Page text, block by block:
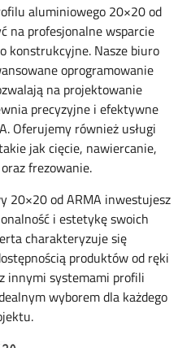
aluminiowego 20×20 od
na profesjonalne wsparcie
konstrukcyjne. Nasze biuro
oprogramowanie
na projektowanie
precyzyjne i efektywne
Oferujemy również usługi
jak cięcie, nawiercanie,
frezowanie.
20×20 od ARMA inwestujesz
i estetykę swoich
charakteryzuje się
produktów od ręki
innymi systemami profili
wyborem dla każdego